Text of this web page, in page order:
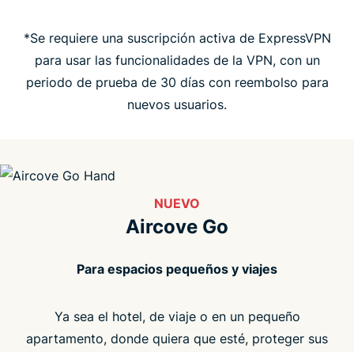
*Se requiere una suscripción activa de ExpressVPN
para usar las funcionalidades de la VPN, con un
periodo de prueba de 30 días con reembolso para
nuevos usuarios.
NUEVO
Aircove Go
Para espacios pequeños y viajes
Ya sea el hotel, de viaje o en un pequeño
apartamento, donde quiera que esté, proteger sus